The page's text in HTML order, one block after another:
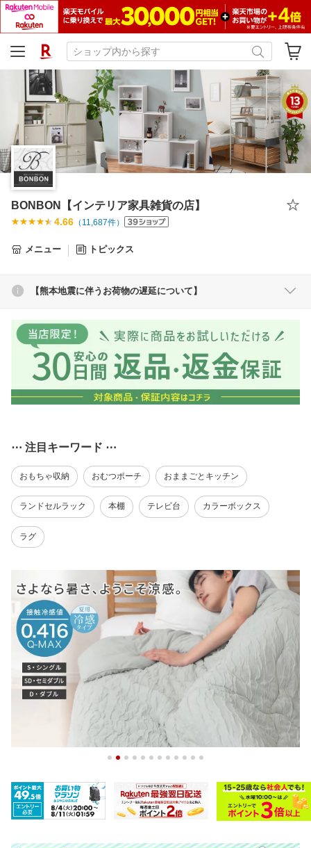
BONBON【インテリア家具雑貨の店】
4.66 （ 11,687件）
メニュー トピックス
【熊本地震に伴うお荷物の遅延について】
⋯ 注目キーワード ⋯
おもちゃ収納 おむつポーチ おままごとキッチン
ランドセルラック 本棚 テレビ台 カラーボックス
ラグ